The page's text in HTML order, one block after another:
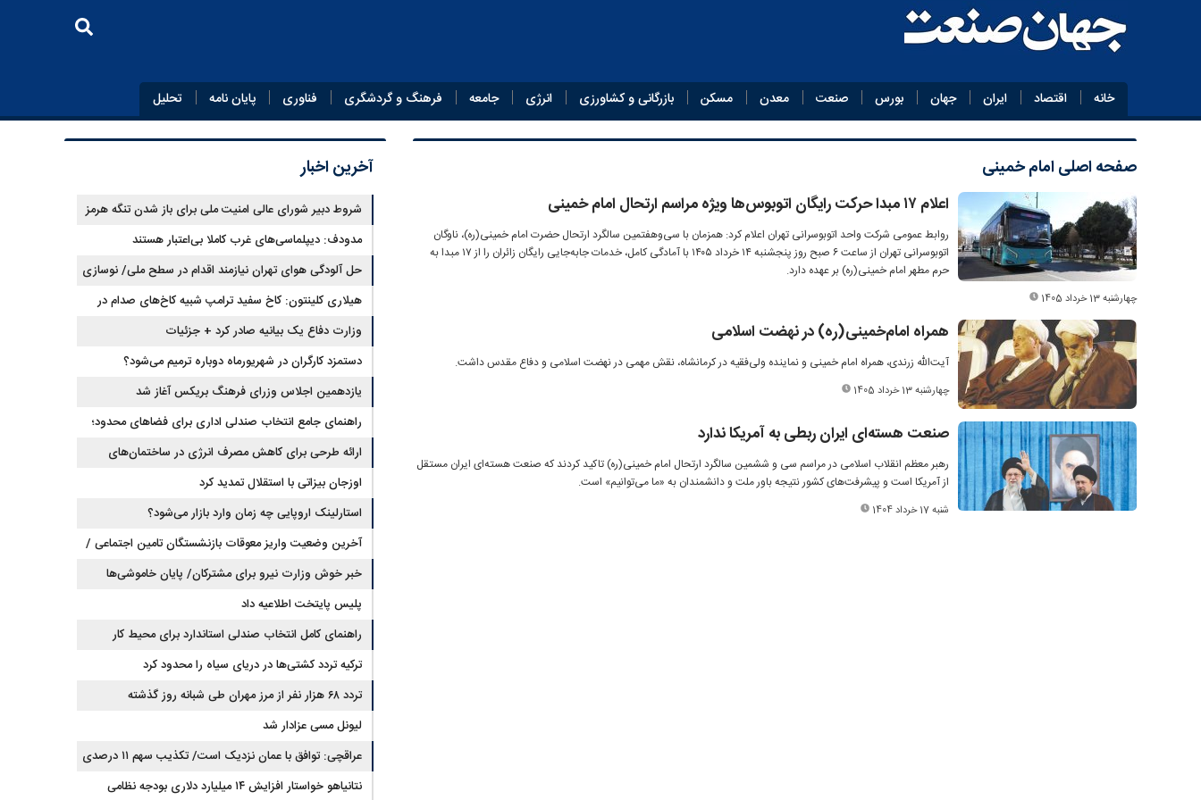
خانه اقتصاد ایران جهان بورس صنعت معدن مسکن بازرگانی و کشاورزی انرژی جامعه فرهنگ و گردشگری فناوری پایان‌ نامه تحلیل
صفحه اصلیامام خمینی
اعلام ۱۷ مبدا حرکت رایگان اتوبوس‌ها ویژه مراسم ارتحال امام خمینی
روابط عمومی شرکت واحد اتوبوسرانی تهران اعلام کرد: همزمان با سی‌وهفتمین سالگرد ارتحال حضرت امام خمینی(ره)، ناوگان
اتوبوسرانی تهران از ساعت ۶ صبح روز پنجشنبه ۱۴ خرداد ۱۴۰۵ با آمادگی کامل، خدمات جابه‌جایی رایگان زائران را از ۱۷ مبدا به
حرم مطهر امام خمینی(ره) بر عهده دارد.
چهارشنبه 13 خرداد 1405
همراه امام‌خمینی(ره) در نهضت اسلامی
آیت‌الله زرندی، همراه امام خمینی و نماینده ولی‌فقیه در کرمانشاه، نقش مهمی در نهضت اسلامی و دفاع مقدس داشت.
چهارشنبه 13 خرداد 1405
صنعت هسته‌ای ایران ربطی به آمریکا ندارد
رهبر معظم انقلاب اسلامی در مراسم سی و ششمین سالگرد ارتحال امام خمینی(ره) تاکید کردند که صنعت هسته‌ای ایران مستقل
از آمریکا است و پیشرفت‌های کشور نتیجه باور ملت و دانشمندان به «ما می‌توانیم» است.
شنبه 17 خرداد 1404
آخرین اخبار
شروط دبیر شورای عالی امنیت ملی برای باز شدن تنگه هرمز
مدودف: دیپلماسی‌های غرب کاملا بی‌اعتبار هستند
حل آلودگی هوای تهران نیازمند اقدام در سطح ملی/ نوسازی
حمل‌ونقل و کنترل بارگذاری‌هادراولویت
هیلاری کلینتون: کاخ سفید ترامپ شبیه کاخ‌های صدام در
زمان سقوط است
وزارت دفاع یک بیانیه صادر کرد + جزئیات
دستمزد کارگران در شهریورماه دوباره ترمیم می‌شود؟
یازدهمین اجلاس وزرای فرهنگ بریکس آغاز شد
راهنمای جامع انتخاب صندلی اداری برای فضاهای محدود؛
تلفیق ارگونومی و طراحی
ارائه طرحی برای کاهش مصرف انرژی در ساختمان‌های
مسکونی
اوزجان بیزاتی با استقلال تمدید کرد
استارلینک اروپایی چه زمان وارد بازار می‌شود؟
آخرین وضعیت واریز معوقات بازنشستگان تامین اجتماعی /
رقم مابه‌التفاوت چقدر است؟
خبر خوش وزارت نیرو برای مشترکان/ پایان خاموشی‌ها
نزدیک است؟
پلیس پایتخت اطلاعیه داد
راهنمای کامل انتخاب صندلی استاندارد برای محیط کار
ترکیه تردد کشتی‌ها در دریای سیاه را محدود کرد
تردد ۶۸ هزار نفر از مرز مهران طی شبانه روز گذشته
لیونل مسی عزادار شد
عراقچی: توافق با عمان نزدیک است/ تکذیب سهم ۱۱ درصدی
ایران از خزر
نتانیاهو خواستار افزایش ۱۴ میلیارد دلاری بودجه نظامی